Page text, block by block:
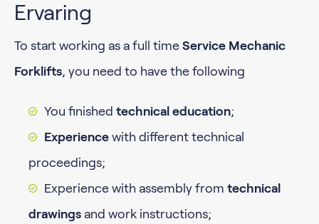
Ervaring
To start working as a full time Service Mechanic
Forklifts, you need to have the following
You finished technical education;
Experience with different technical
proceedings;
Experience with assembly from technical
drawings and work instructions;